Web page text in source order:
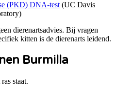
(PKD) DNA-test (UC Davis
)
dierenartsadvies. Bij vragen
kitten is de dierenarts leidend.
Burmilla
staat.